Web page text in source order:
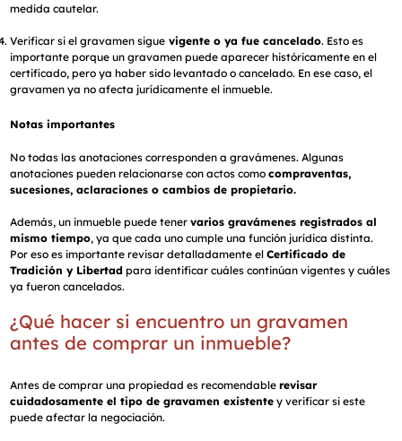
medida cautelar.
Verificar si el gravamen sigue vigente o ya fue cancelado. Esto es
importante porque un gravamen puede aparecer históricamente en el
certificado, pero ya haber sido levantado o cancelado. En ese caso, el
gravamen ya no afecta jurídicamente el inmueble.
Notas importantes
No todas las anotaciones corresponden a gravámenes. Algunas
anotaciones pueden relacionarse con actos comocompraventas,
sucesiones, aclaraciones o cambios de propietario.
Además, un inmueble puede tenervarios gravámenes registrados al
mismo tiempo, ya que cada uno cumple una función jurídica distinta.
Por eso es importante revisar detalladamente elCertificado de
Tradición y Libertad para identificar cuáles continúan vigentes y cuáles
ya fueron cancelados.
¿Qué hacer si encuentro un gravamen
antes de comprar un inmueble?
Antes de comprar una propiedad es recomendablerevisar
cuidadosamente el tipo de gravamen existente y verificar si este
puede afectar la negociación.